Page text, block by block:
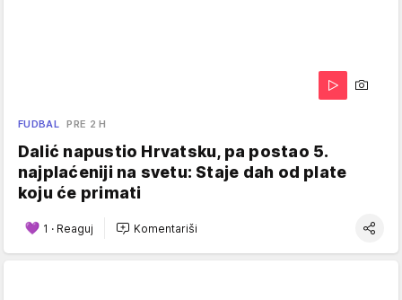
FUDBAL PRE 2 H
Dalić napustio Hrvatsku, pa postao 5.
najplaćeniji na svetu: Staje dah od plate
koju će primati
1 · Reaguj Komentariši